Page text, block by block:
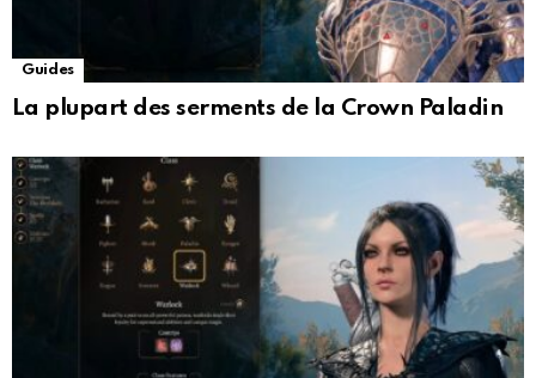
Guides
La plupart des serments de la Crown Paladin